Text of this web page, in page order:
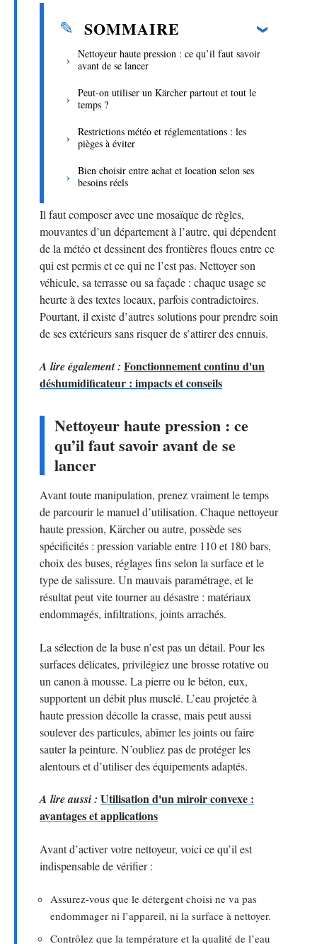
SOMMAIRE
Nettoyeur haute pression : ce qu’il faut savoir
avant de se lancer
Peut-on utiliser un Kärcher partout et tout le
temps ?
Restrictions météo et réglementations : les
pièges à éviter
Bien choisir entre achat et location selon ses
besoins réels
Il faut composer avec une mosaïque de règles,
mouvantes d’un département à l’autre, qui dépendent
de la météo et dessinent des frontières floues entre ce
qui est permis et ce qui ne l’est pas. Nettoyer son
véhicule, sa terrasse ou sa façade : chaque usage se
heurte à des textes locaux, parfois contradictoires.
Pourtant, il existe d’autres solutions pour prendre soin
de ses extérieurs sans risquer de s’attirer des ennuis.
A lire également : Fonctionnement continu d'un
déshumidificateur : impacts et conseils
Nettoyeur haute pression : ce
qu’il faut savoir avant de se
lancer
Avant toute manipulation, prenez vraiment le temps
de parcourir le manuel d’utilisation. Chaque nettoyeur
haute pression, Kärcher ou autre, possède ses
spécificités : pression variable entre 110 et 180 bars,
choix des buses, réglages fins selon la surface et le
type de salissure. Un mauvais paramétrage, et le
résultat peut vite tourner au désastre : matériaux
endommagés, infiltrations, joints arrachés.
La sélection de la buse n’est pas un détail. Pour les
surfaces délicates, privilégiez une brosse rotative ou
un canon à mousse. La pierre ou le béton, eux,
supportent un débit plus musclé. L’eau projetée à
haute pression décolle la crasse, mais peut aussi
soulever des particules, abîmer les joints ou faire
sauter la peinture. N’oubliez pas de protéger les
alentours et d’utiliser des équipements adaptés.
A lire aussi : Utilisation d'un miroir convexe :
avantages et applications
Avant d’activer votre nettoyeur, voici ce qu’il est
indispensable de vérifier :
Assurez-vous que le détergent choisi ne va pas
endommager ni l’appareil, ni la surface à nettoyer.
Contrôlez que la température et la qualité de l’eau